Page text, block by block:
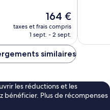
Le
nouveau
prix
de
164 €
taxes et frais compris
1 sept. - 2 sept.
similaires
les réductions et les
bénéficier. Plus de récompenses